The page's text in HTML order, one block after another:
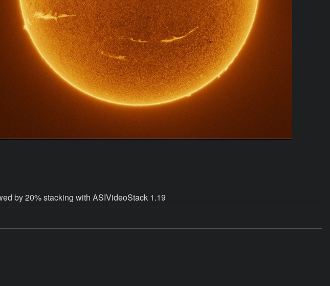
by 20% stacking with ASIVideoStack 1.19